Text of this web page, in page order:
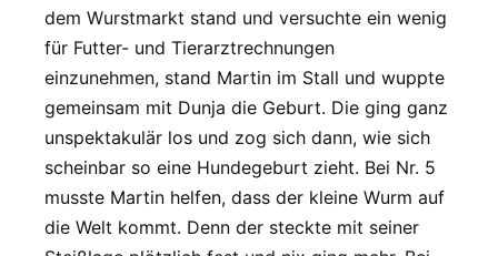
dem Wurstmarkt stand und versuchte ein wenig
für Futter- und Tierarztrechnungen
einzunehmen, stand Martin im Stall und wuppte
gemeinsam mit Dunja die Geburt. Die ging ganz
unspektakulär los und zog sich dann, wie sich
scheinbar so eine Hundegeburt zieht. Bei Nr. 5
musste Martin helfen, dass der kleine Wurm auf
die Welt kommt. Denn der steckte mit seiner